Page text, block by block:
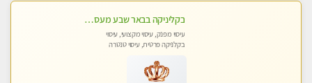
בקליניקה בבאר שבע מעסה מקצועית לעיסוי מפנק
עיסוי מפנק, עיסוי מקצועי, עיסוי
בקלניקה פרטית, עיסוי טנטרה